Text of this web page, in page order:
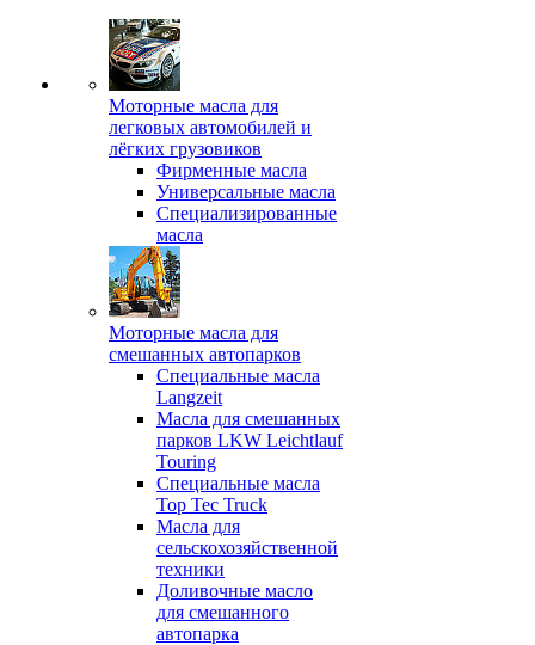
Моторные масла для
легковых автомобилей и
лёгких грузовиков
Фирменные масла
Универсальные масла
Специализированные
масла
Моторные масла для
смешанных автопарков
Специальные масла
Langzeit
Масла для смешанных
парков LKW Leichtlauf
Touring
Специальные масла
Top Tec Truck
Масла для
сельскохозяйственной
техники
Доливочные масло
для смешанного
автопарка